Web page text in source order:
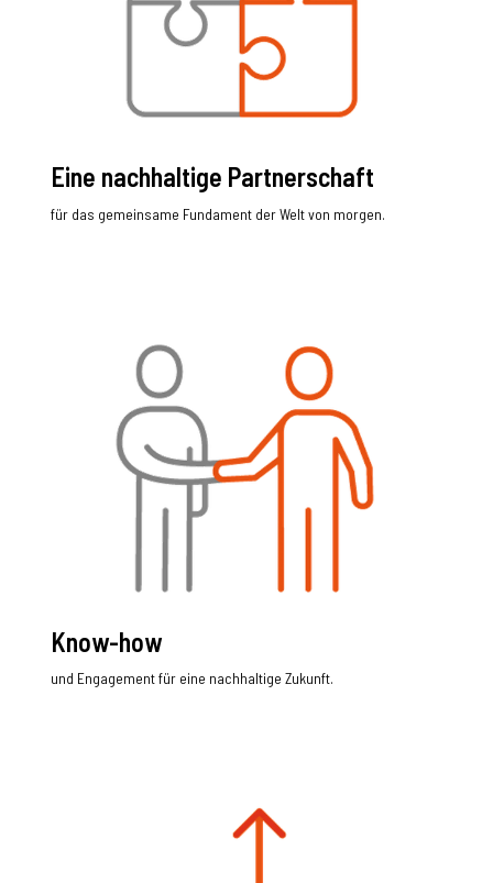
Eine nachhaltige Partnerschaft
für das gemeinsame Fundament der Welt von morgen.
Know-how
und Engagement für eine nachhaltige Zukunft.